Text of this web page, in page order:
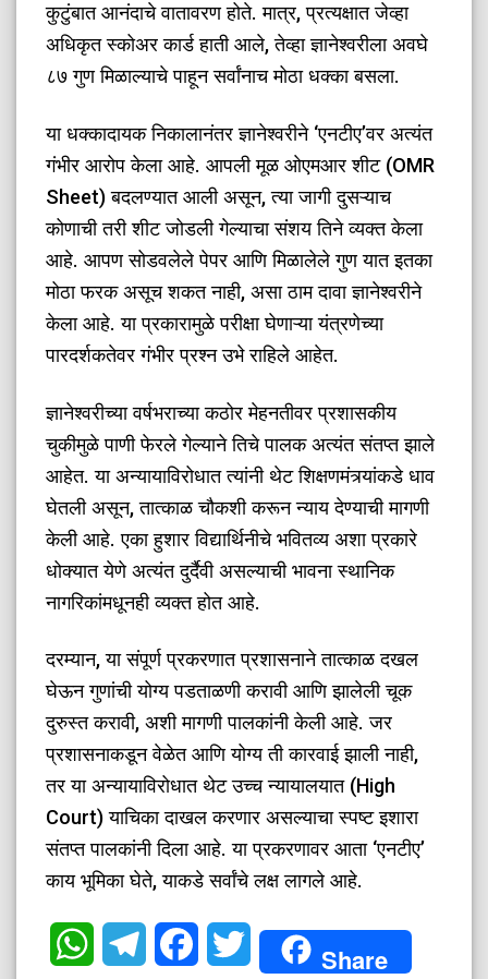
कुटुंबात आनंदाचे वातावरण होते. मात्र, प्रत्यक्षात जेव्हा
अधिकृत स्कोअर कार्ड हाती आले, तेव्हा ज्ञानेश्वरीला अवघे
८७ गुण मिळाल्याचे पाहून सर्वांनाच मोठा धक्का बसला.
​या धक्कादायक निकालानंतर ज्ञानेश्वरीने ‘एनटीए’वर अत्यंत
गंभीर आरोप केला आहे. आपली मूळ ओएमआर शीट (OMR
Sheet) बदलण्यात आली असून, त्या जागी दुसऱ्याच
कोणाची तरी शीट जोडली गेल्याचा संशय तिने व्यक्त केला
आहे. आपण सोडवलेले पेपर आणि मिळालेले गुण यात इतका
मोठा फरक असूच शकत नाही, असा ठाम दावा ज्ञानेश्वरीने
केला आहे. या प्रकारामुळे परीक्षा घेणाऱ्या यंत्रणेच्या
पारदर्शकतेवर गंभीर प्रश्न उभे राहिले आहेत.
​ज्ञानेश्वरीच्या वर्षभराच्या कठोर मेहनतीवर प्रशासकीय
चुकीमुळे पाणी फेरले गेल्याने तिचे पालक अत्यंत संतप्त झाले
आहेत. या अन्यायाविरोधात त्यांनी थेट शिक्षणमंत्र्यांकडे धाव
घेतली असून, तात्काळ चौकशी करून न्याय देण्याची मागणी
केली आहे. एका हुशार विद्यार्थिनीचे भवितव्य अशा प्रकारे
धोक्यात येणे अत्यंत दुर्दैवी असल्याची भावना स्थानिक
नागरिकांमधूनही व्यक्त होत आहे.
​दरम्यान, या संपूर्ण प्रकरणात प्रशासनाने तात्काळ दखल
घेऊन गुणांची योग्य पडताळणी करावी आणि झालेली चूक
दुरुस्त करावी, अशी मागणी पालकांनी केली आहे. जर
प्रशासनाकडून वेळेत आणि योग्य ती कारवाई झाली नाही,
तर या अन्यायाविरोधात थेट उच्च न्यायालयात (High
Court) याचिका दाखल करणार असल्याचा स्पष्ट इशारा
संतप्त पालकांनी दिला आहे. या प्रकरणावर आता ‘एनटीए’
काय भूमिका घेते, याकडे सर्वांचे लक्ष लागले आहे.
WhatsAppTelegramFacebookTwitter Share